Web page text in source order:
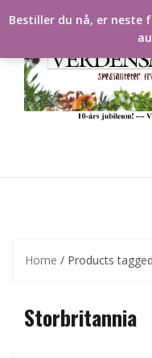
to
Home / Products
Storbritannia
Bestiller du nå, er neste